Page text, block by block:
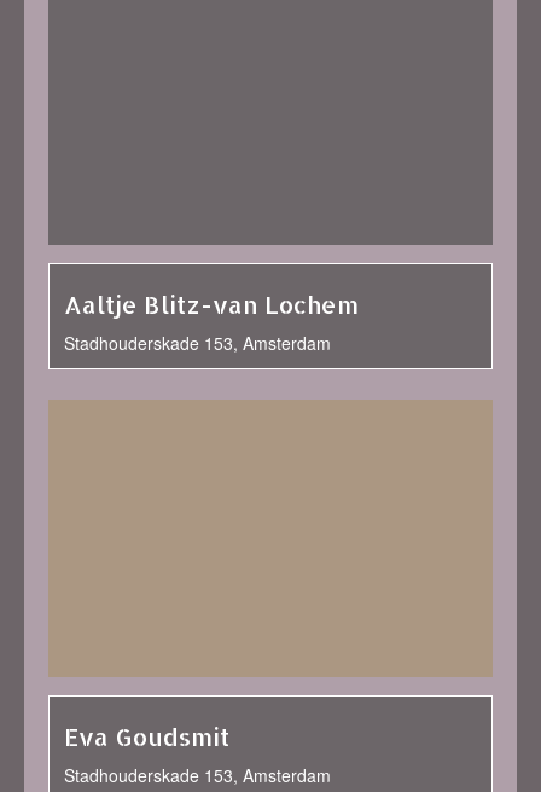
Aaltje Blitz-van Lochem
Stadhouderskade 153, Amsterdam
Eva Goudsmit
Stadhouderskade 153, Amsterdam